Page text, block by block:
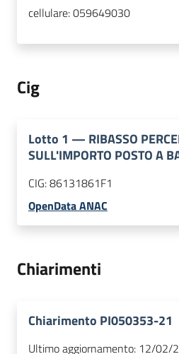
cellulare:059649030
Cig
Lotto 1 — RIBASSO
SULL'IMPORTO POSTO A
CIG:86131861F1
OpenData ANAC
Chiarimenti
Chiarimento PI050353-21
Ultimo aggiornamento: 12/02/